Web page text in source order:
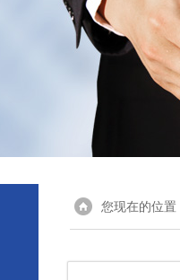
您现在的位置